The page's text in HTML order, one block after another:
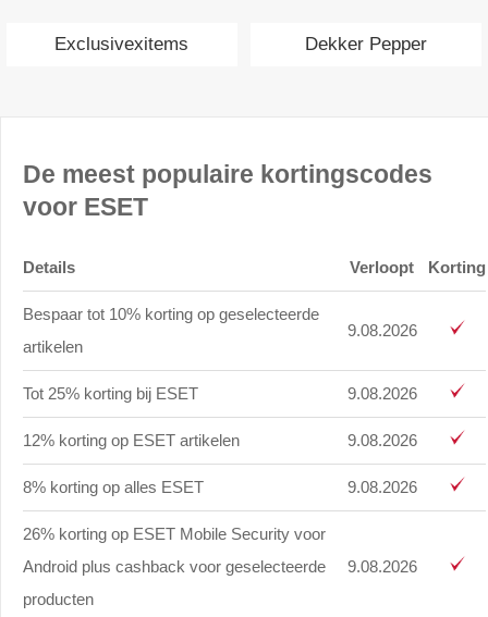
Exclusivexitems Dekker Pepper
De meest populaire kortingscodes
voor ESET
Details Verloopt Korting
Bespaar tot 10% korting op geselecteerde
artikelen
9.08.2026
Tot 25% korting bij ESET 9.08.2026
12% korting op ESET artikelen 9.08.2026
8% korting op alles ESET 9.08.2026
26% korting op ESET Mobile Security voor
Android plus cashback voor geselecteerde
producten
9.08.2026